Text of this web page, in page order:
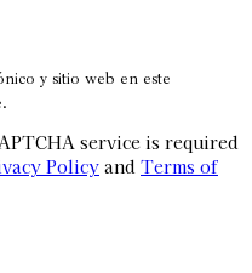
y sitio web en este
service is required
Policyand Terms of